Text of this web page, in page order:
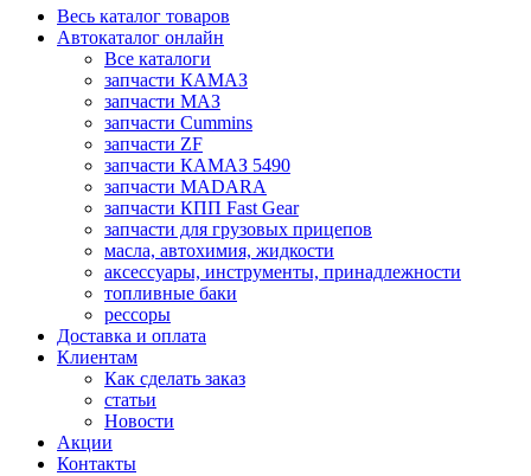
Весь каталог товаров
Автокаталог онлайн
Все каталоги
запчасти КАМАЗ
запчасти МАЗ
запчасти Cummins
запчасти ZF
запчасти КАМАЗ 5490
запчасти MADARA
запчасти КПП Fast Gear
запчасти для грузовых прицепов
масла, автохимия, жидкости
аксессуары, инструменты, принадлежности
топливные баки
рессоры
Доставка и оплата
Клиентам
Как сделать заказ
статьи
Новости
Акции
Контакты